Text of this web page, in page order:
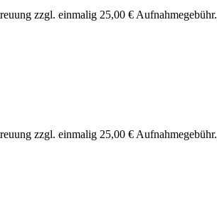
zzgl. einmalig 25,00 € Aufnahmegebühr.
zzgl. einmalig 25,00 € Aufnahmegebühr.